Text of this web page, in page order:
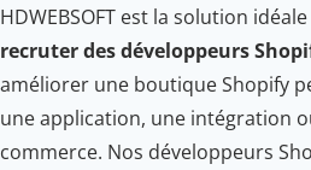
HDWEBSOFT est la solution
recruter des développeurs
améliorer une boutique Shopify
une application, une intégration
commerce. Nos développeurs